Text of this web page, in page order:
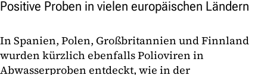
Positive Proben in vielen europäischen Ländern
In Spanien, Polen, Großbritannien und Finnland
wurden kürzlich ebenfalls Polioviren in
Abwasserproben entdeckt, wie in der